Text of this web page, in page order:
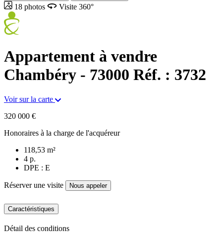
18 photos Visite 360°
Appartement à vendre
Chambéry - 73000 Réf. : 3732
Voir sur la carte
320 000 €
Honoraires à la charge de l'acquéreur
118,53 m²
4 p.
DPE : E
Réserver une visite Nous appeler
Caractéristiques
Détail des conditions